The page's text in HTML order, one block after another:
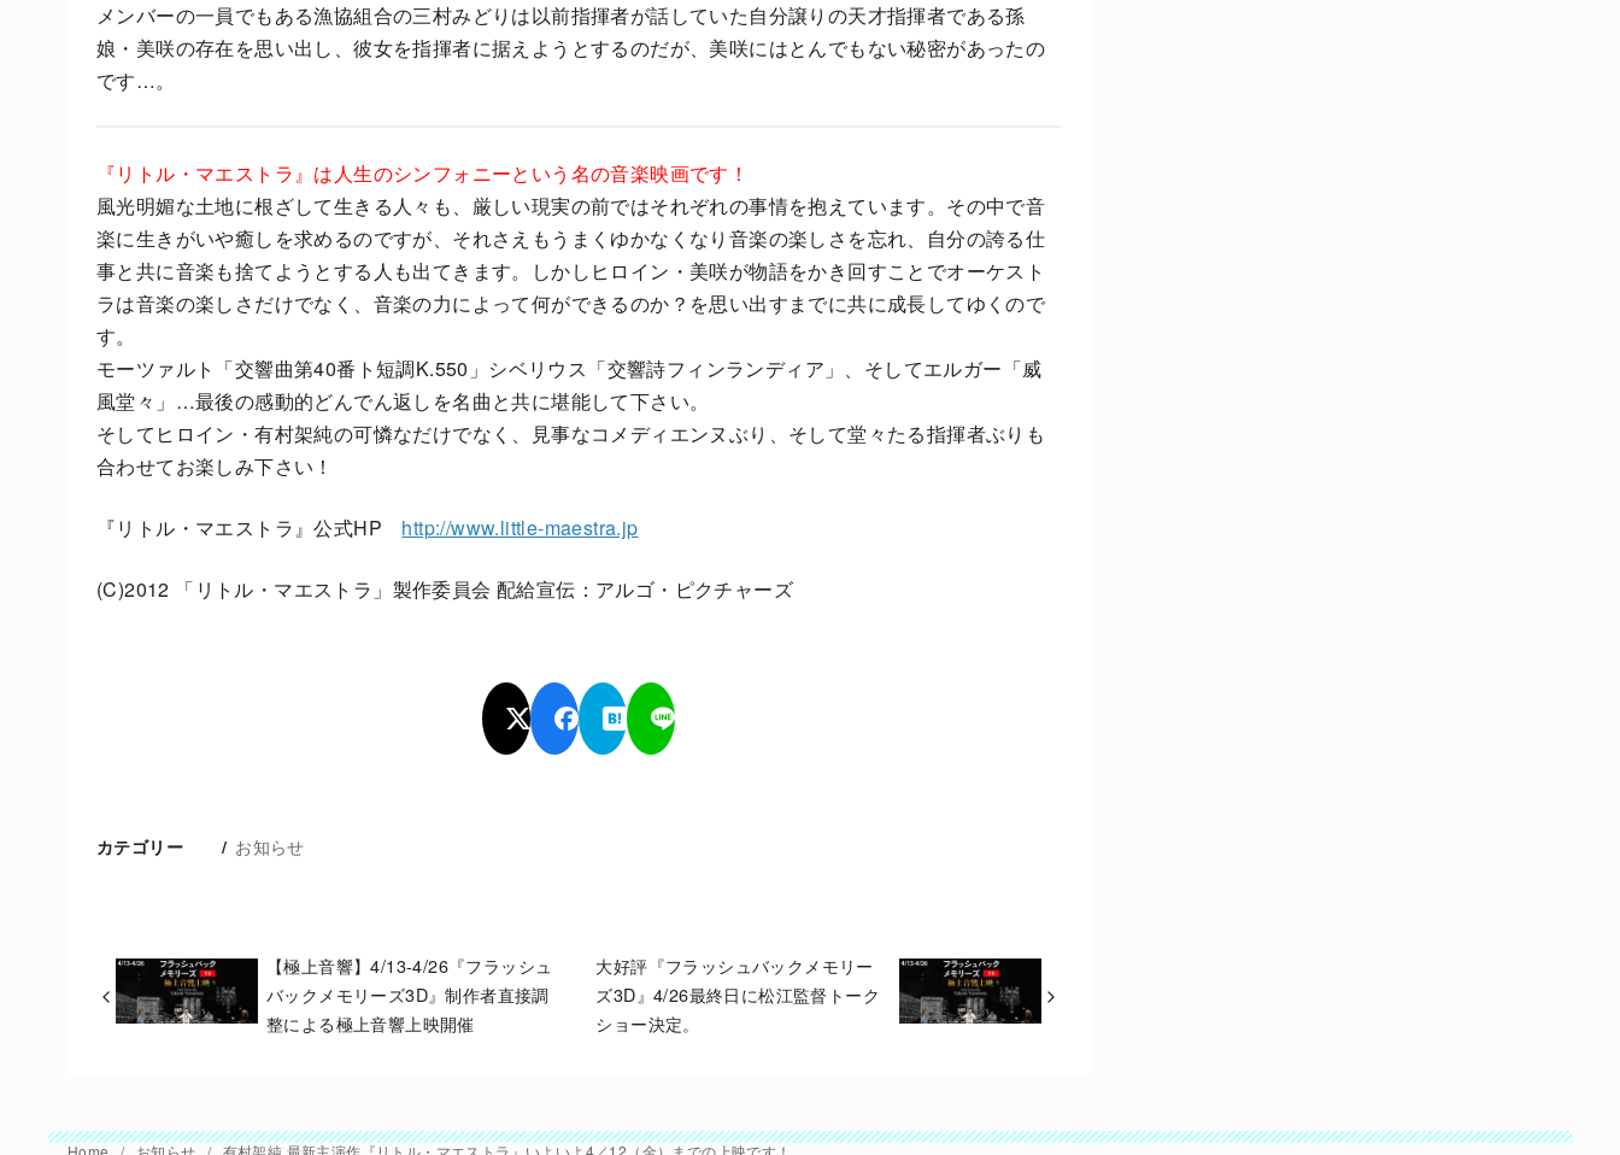
メンバーの一員でもある漁協組合の三村みどりは以前指揮者が話していた自分譲りの天才指揮者である孫
娘・美咲の存在を思い出し、彼女を指揮者に据えようとするのだが、美咲にはとんでもない秘密があったの
です…。
『リトル・マエストラ』は人生のシンフォニーという名の音楽映画です！
風光明媚な土地に根ざして生きる人々も、厳しい現実の前ではそれぞれの事情を抱えています。その中で音
楽に生きがいや癒しを求めるのですが、それさえもうまくゆかなくなり音楽の楽しさを忘れ、自分の誇る仕
事と共に音楽も捨てようとする人も出てきます。しかしヒロイン・美咲が物語をかき回すことでオーケスト
ラは音楽の楽しさだけでなく、音楽の力によって何ができるのか？を思い出すまでに共に成長してゆくので
す。
モーツァルト「交響曲第40番ト短調K.550」シベリウス「交響詩フィンランディア」、そしてエルガー「威
風堂々」…最後の感動的どんでん返しを名曲と共に堪能して下さい。
そしてヒロイン・有村架純の可憐なだけでなく、見事なコメディエンヌぶり、そして堂々たる指揮者ぶりも
合わせてお楽しみ下さい！
『リトル・マエストラ』公式HP http://www.little-maestra.jp
(C)2012 「リトル・マエストラ」製作委員会 配給宣伝：アルゴ・ピクチャーズ
カテゴリー お知らせ
【極上音響】4/13-4/26『フラッシュ
バックメモリーズ3D』制作者直接調
整による極上音響上映開催
大好評『フラッシュバックメモリー
ズ3D』4/26最終日に松江監督トーク
ショー決定。